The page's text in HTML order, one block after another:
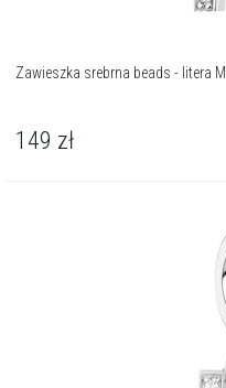
Zawieszka srebrna beads - litera M
149 zł